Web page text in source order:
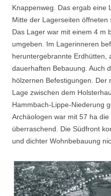
Knappenweg. Das ergab eine
Mitte der Lagerseiten öffneten
Das Lager war mit einem 4 m
umgeben. Im Lagerinneren
heruntergebrannte Erdhütten,
dauerhaften Bebauung. Auch
hölzernen Befestigungen. Der
Lage zwischen dem
Hammbach-Lippe-Niederung
Archäologen war mit 57 ha
überraschend. Die Südfront
und dichter Wohnbebauung